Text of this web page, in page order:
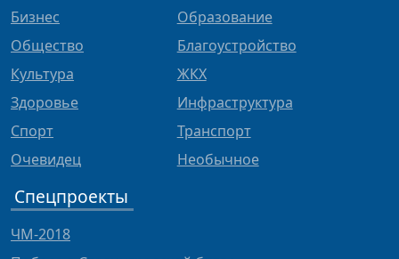
Бизнес
Общество
Культура
Здоровье
Спорт
Очевидец
Образование
Благоустройство
ЖКХ
Инфраструктура
Транспорт
Необычное
Спецпроекты
ЧМ-2018